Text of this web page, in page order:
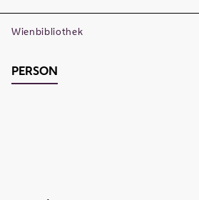
Wienbibliothek
PERSON